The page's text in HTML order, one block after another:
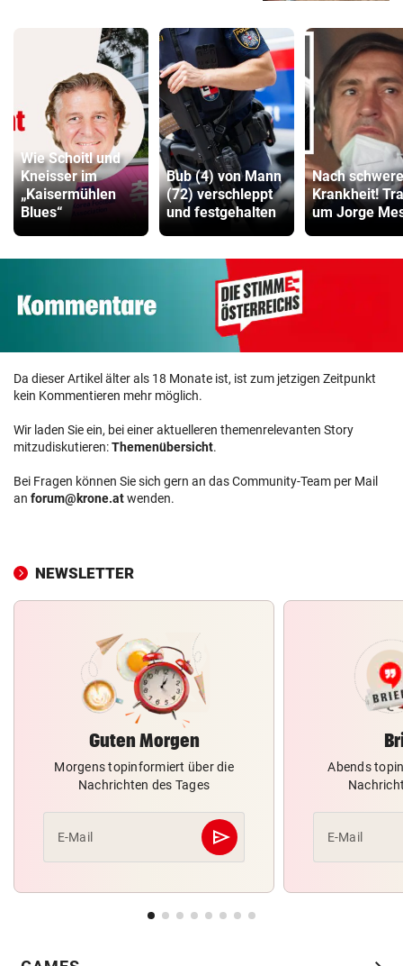
Wie Schoitl und
Kneisser im
„Kaisermühlen
Blues“
Bub (4) von Mann
(72) verschleppt
und festgehalten
Nach
Krankheit!
um Jorge
Da dieser Artikel älter als 18 Monate ist, ist zum jetzigen Zeitpunkt
kein Kommentieren mehr möglich.
Wir laden Sie ein, bei einer aktuelleren themenrelevanten Story
mitzudiskutieren:Themenübersicht.
Bei Fragen können Sie sich gern an das Community-Team per Mail
an forum@krone.atwenden.
NEWSLETTER
Guten Morgen
Morgens topinformiert über die
Nachrichten des Tages
E-Mail send
Abschicken
Abends
E-Mail